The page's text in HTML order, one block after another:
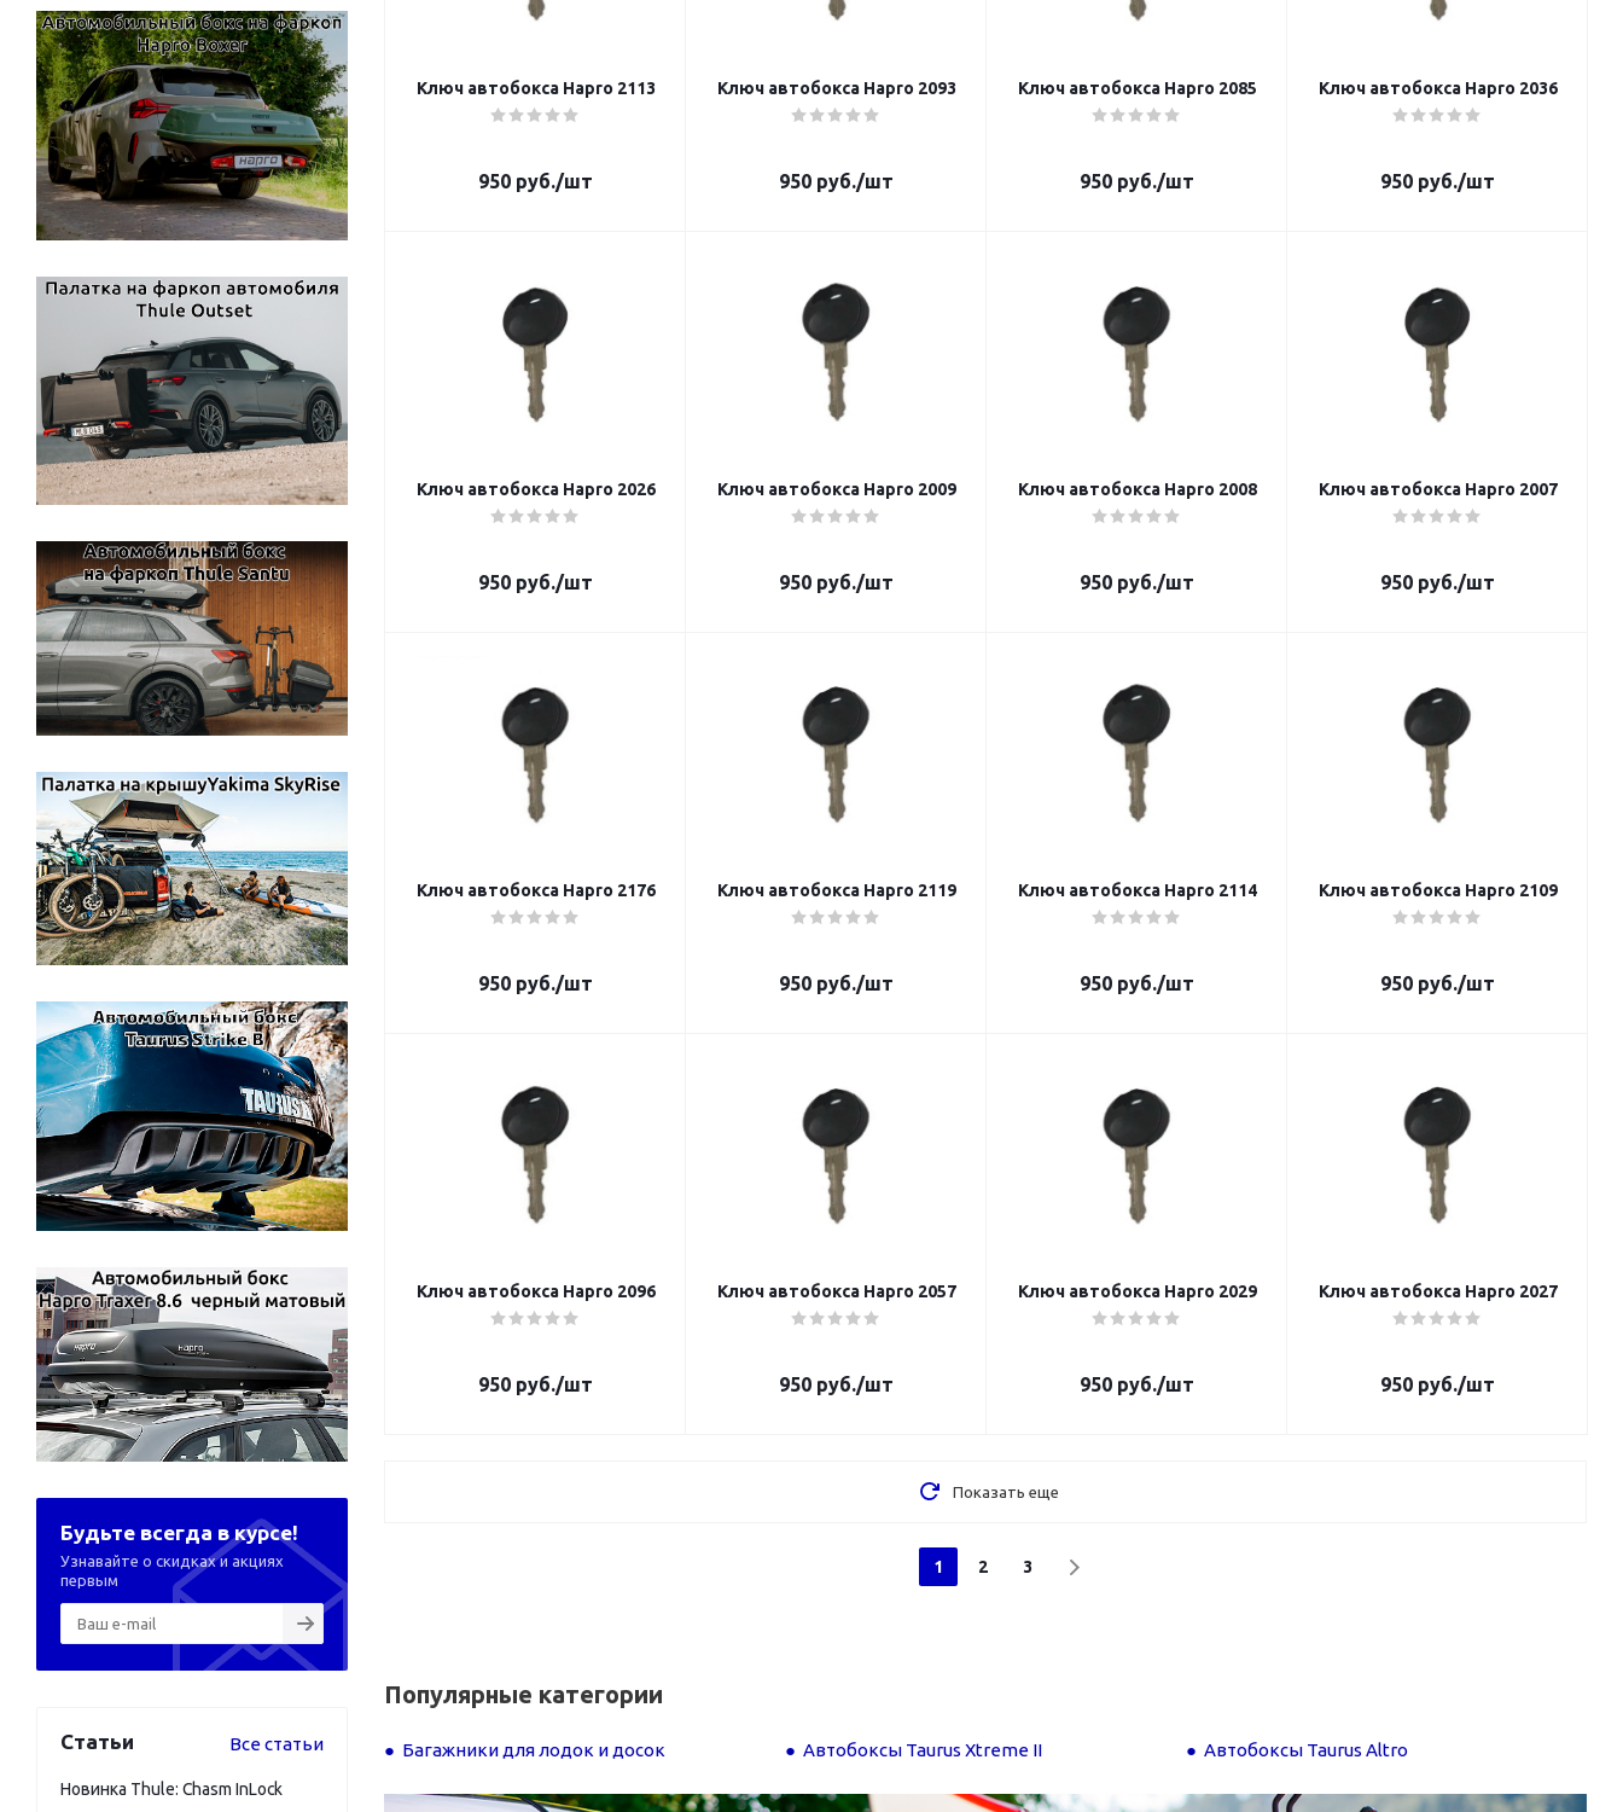
Ключ автобокса Hapro 2113
950 руб./шт
Ключ автобокса Hapro 2093
950 руб./шт
Ключ автобокса Hapro 2085
950 руб./шт
Ключ автобокса Hapro 2036
950 руб./шт
Ключ автобокса Hapro 2026
950 руб./шт
Ключ автобокса Hapro 2009
950 руб./шт
Ключ автобокса Hapro 2008
950 руб./шт
Ключ автобокса Hapro 2007
950 руб./шт
Ключ автобокса Hapro 2176
950 руб./шт
Ключ автобокса Hapro 2119
950 руб./шт
Ключ автобокса Hapro 2114
950 руб./шт
Ключ автобокса Hapro 2109
950 руб./шт
Ключ автобокса Hapro 2096
950 руб./шт
Ключ автобокса Hapro 2057
950 руб./шт
Ключ автобокса Hapro 2029
950 руб./шт
Ключ автобокса Hapro 2027
950 руб./шт
Показать еще
1 2 3
Популярные категории
Багажники для лодок и досок Автобоксы Taurus Xtreme II Автобоксы Taurus Altro
Будьте всегда в курсе!
Узнавайте о скидках и акциях
первым
Статьи Все статьи
Новинка Thule: Chasm InLock